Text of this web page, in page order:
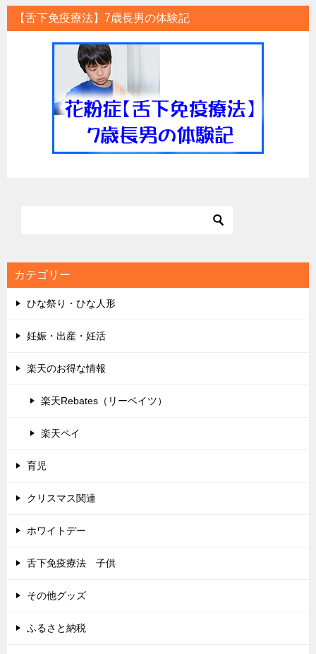
ビ
ゲ
【舌下免疫療法】7歳長男の体験記
カテゴリー
ひな祭り・ひな人形
妊娠・出産・妊活
楽天のお得な情報
楽天Rebates（リーベイツ）
楽天ペイ
育児
クリスマス関連
ホワイトデー
舌下免疫療法 子供
その他グッズ
ふるさと納税